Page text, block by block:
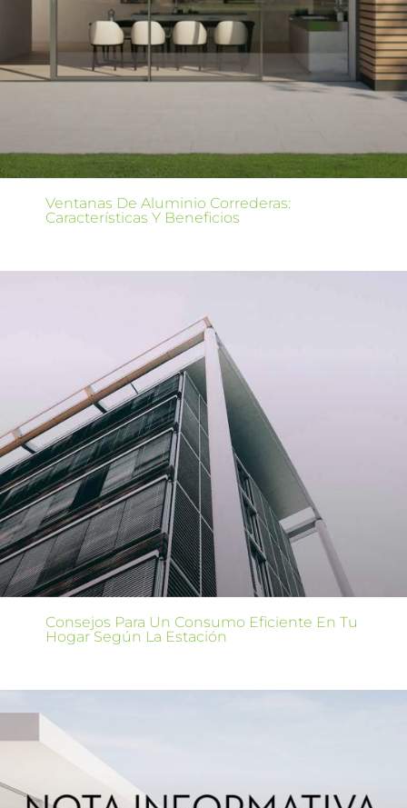
Ventanas De Aluminio Correderas:
Características Y Beneficios
Consejos Para Un Consumo Eficiente En Tu
Hogar Según La Estación